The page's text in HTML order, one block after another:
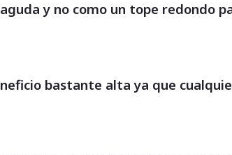
y no como un tope redondo
bastante alta ya que